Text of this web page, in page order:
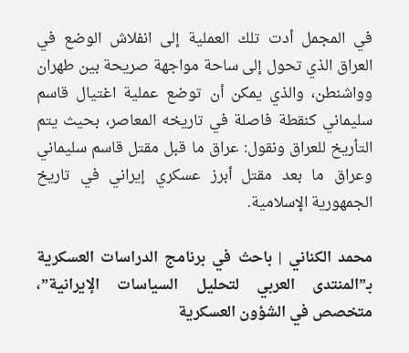
في المجمل أدت تلك العملية إلى انفلاش الوضع في
العراق الذي تحول إلى ساحة مواجهة صريحة بين طهران
وواشنطن، والذي يمكن أن توضع عملية اغتيال قاسم
سليماني كنقطة فاصلة في تاريخه المعاصر، بحيث يتم
التأريخ للعراق ونقول: عراق ما قبل مقتل قاسم سليماني
وعراق ما بعد مقتل أبرز عسكري إيراني في تاريخ
الجمهورية الإسلامية.
محمد الكناني | باحث في برنامج الدراسات العسكرية
بـ”المنتدى العربي لتحليل السياسات الإيرانية”،
متخصص في الشؤون العسكرية